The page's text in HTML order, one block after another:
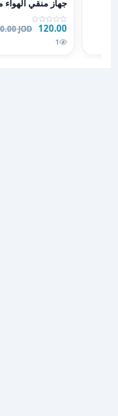
جهاز منقي الهواء
120.00 JOD
JOD
1